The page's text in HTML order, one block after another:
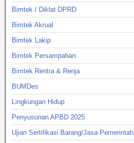
Bimtek / Diklat DPRD
Bimtek Akrual
Bimtek Lakip
Bimtek Persampahan
Bimtek Rentra & Renja
BUMDes
Lingkungan Hidup
Penyusunan APBD 2025
Ujian Sertifikasi Barang/Jasa Pemerintah